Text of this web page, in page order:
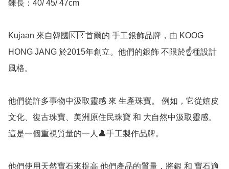
鍊長：40/ 45/ 47cm
Kujaan 來自韓國🇰🇷首爾的 手工銀飾品牌，由 KOOG
HONG JANG 於2015年創立。他們的銀飾 不限於☝️種設計
風格。
他們從許多事物中汲取靈感 來 生產珠寶。 例如，它從嬉皮
文化、復古珠寶、美洲原住民珠寶 和 大自然中汲取靈感。
這是一個重視質量的一人👤手工製作品牌。
他們使用天然寶石來提高 他們產品的質量，將銀 和 寶石適